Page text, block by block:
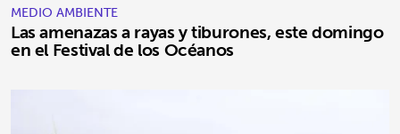
MEDIO AMBIENTE
Las amenazas a rayas y tiburones, este domingo
en el Festival de los Océanos